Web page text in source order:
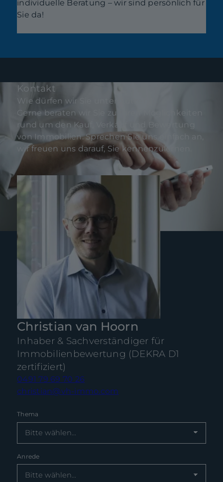
individuelle Beratung – wir sind persönlich für
Sie da!
Kontakt
Wie dürfen wir Sie unterstützen?
Gerne beraten wir Sie zu Ihren Möglichkeiten
rund um den Kauf, Verkauf und Bewertung
von Immobilien. Sprechen Sie uns einfach an,
wir freuen uns darauf, Sie kennenzulernen.
Christian van Hoorn
Inhaber & Sachverständiger für
Immobilienbewertung (DEKRA D1
zertifiziert)
0491 79 69 70 26
christian@vh-immo.com
Thema
Anrede